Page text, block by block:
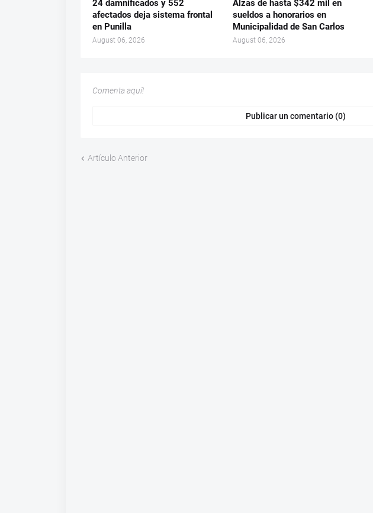
24 damnificados y 552
afectados deja sistema frontal
en Punilla
August 06, 2026
Alzas de hasta $342 mil en
sueldos a honorarios en
Municipalidad de San Carlos
August 06, 2026
Comenta aquí!
Publicar un comentario (0)
Artículo Anterior